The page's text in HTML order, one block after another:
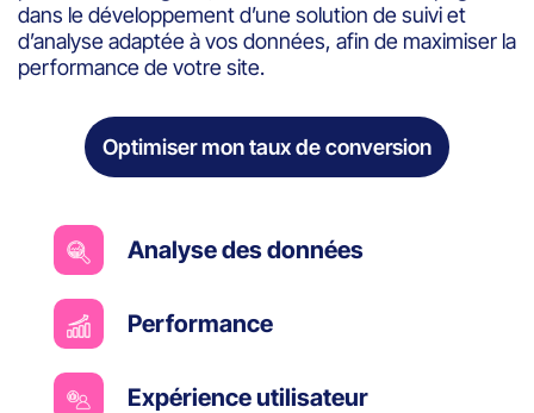
dans le développement d’une solution de suivi et
d’analyse adaptée à vos données, afin de maximiser la
performance de votre site.
Optimiser mon taux de conversion
Analyse des données
Performance
Expérience utilisateur